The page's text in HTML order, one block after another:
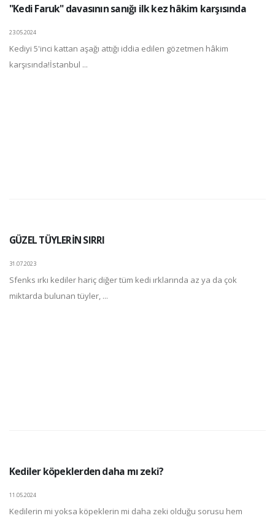
"Kedi Faruk" davasının sanığı ilk kez hâkim karşısında
23.05.2024
Kediyi 5'inci kattan aşağı attığı iddia edilen gözetmen hâkim
karşısında!İstanbul ...
GÜZEL TÜYLERİN SIRRI
31.07.2023
Sfenks ırkı kediler hariç diğer tüm kedi ırklarında az ya da çok
miktarda bulunan tüyler, ...
Kediler köpeklerden daha mı zeki?
11.05.2024
Kedilerin mi yoksa köpeklerin mi daha zeki olduğu sorusu hem